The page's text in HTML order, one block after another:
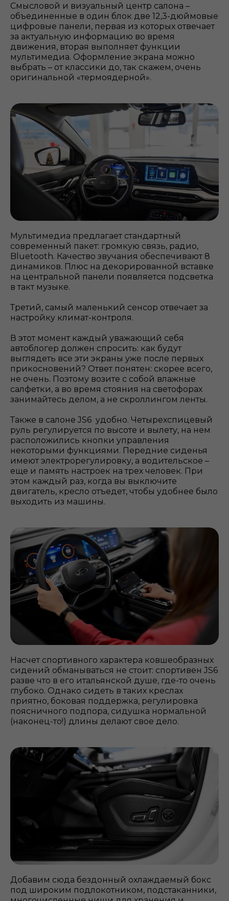
Смысловой и визуальный центр салона –
объединенные в один блок две 12,3-дюймовые
цифровые панели, первая из которых отвечает
за актуальную информацию во время
движения, вторая выполняет функции
мультимедиа. Оформление экрана можно
выбрать – от классики до, так скажем, очень
оригинальной «термоядерной».
Мультимедиа предлагает стандартный
современный пакет: громкую связь, радио,
Bluetooth. Качество звучания обеспечивают 8
динамиков. Плюс на декорированной вставке
на центральной панели появляется подсветка
в такт музыке.
Третий, самый маленький сенсор отвечает за
настройку климат-контроля.
В этот момент каждый уважающий себя
автоблогер должен спросить: как будут
выглядеть все эти экраны уже после первых
прикосновений? Ответ понятен: скорее всего,
не очень. Поэтому возите с собой влажные
салфетки, а во время стояния на светофорах
занимайтесь делом, а не скроллингом ленты.
Также в салоне JS6 удобно. Четырехспицевый
руль регулируется по высоте и вылету, на нем
расположились кнопки управления
некоторыми функциями. Передние сиденья
имеют электрорегулировку, а водительское –
еще и память настроек на трех человек. При
этом каждый раз, когда вы выключите
двигатель, кресло отъедет, чтобы удобнее было
выходить из машины.
Насчет спортивного характера ковшеобразных
сидений обманываться не стоит: спортивен JS6
разве что в его итальянской душе, где-то очень
глубоко. Однако сидеть в таких креслах
приятно, боковая поддержка, регулировка
поясничного подпора, сидушка нормальной
(наконец-то!) длины делают свое дело.
Добавим сюда бездонный охлаждаемый бокс
под широким подлокотником, подстаканники,